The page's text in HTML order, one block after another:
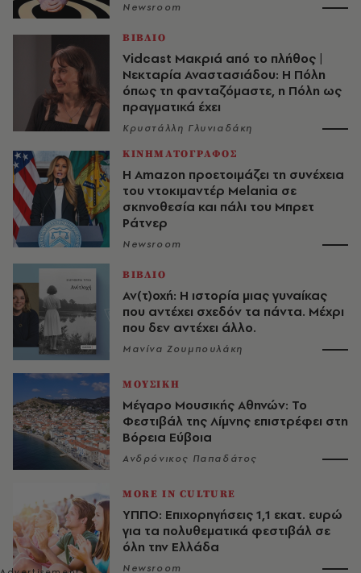
Newsroom
ΒΙΒΛΙΟ
Vidcast Μακριά από το πλήθος |
Νεκταρία Αναστασιάδου: Η Πόλη
όπως τη φανταζόμαστε, η Πόλη ως
πραγματικά έχει
Κρυστάλλη Γλυνιαδάκη
ΚΙΝΗΜΑΤΟΓΡΑΦΟΣ
Η Amazon προετοιμάζει τη συνέχεια
του ντοκιμαντέρ Melania σε
σκηνοθεσία και πάλι του Μπρετ
Ράτνερ
Newsroom
ΒΙΒΛΙΟ
Αν(τ)οχή: Η ιστορία μιας γυναίκας
που αντέχει σχεδόν τα πάντα. Μέχρι
που δεν αντέχει άλλο.
Μανίνα Ζουμπουλάκη
ΜΟΥΣΙΚΗ
Μέγαρο Μουσικής Αθηνών: Το
Φεστιβάλ της Λίμνης επιστρέφει στη
Βόρεια Εύβοια
Ανδρόνικος Παπαδάτος
MORE IN CULTURE
ΥΠΠΟ: Επιχορηγήσεις 1,1 εκατ. ευρώ
για τα πολυθεματικά φεστιβάλ σε
όλη την Ελλάδα
Newsroom